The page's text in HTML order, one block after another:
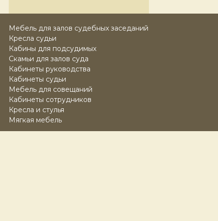
Мебель для залов судебных заседаний
Кресла судьи
Кабины для подсудимых
Скамьи для залов суда
Кабинеты руководства
Кабинеты судьи
Мебель для совещаний
Кабинеты сотрудников
Кресла и стулья
Мягкая мебель